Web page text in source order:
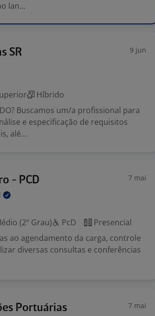
lan...
SR 9 jun
Híbrido
Buscamos um/a profissional para
e especificação de requisitos
alé...
- PCD 7 mai
(2º Grau) PcD
Presencial
ao agendamento da carga, controle
diversas consultas e conferências
Portuárias 7 mai